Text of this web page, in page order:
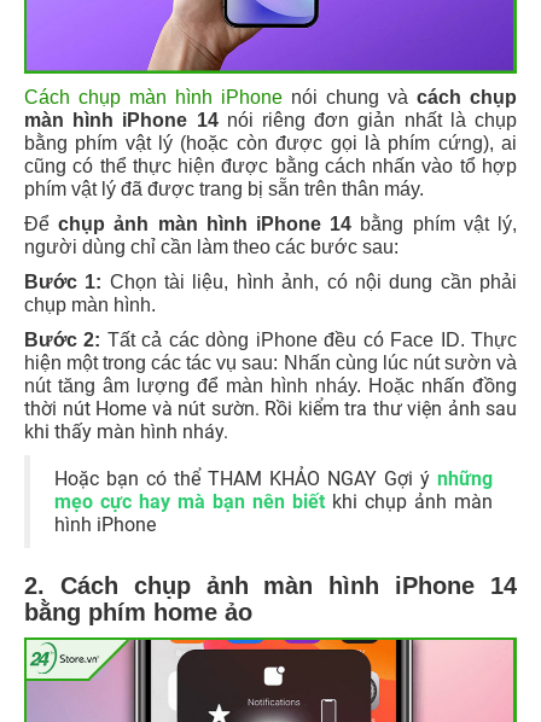
Cách chụp màn hình iPhone nói chung và cách chụp
màn hình iPhone 14 nói riêng đơn giản nhất là chụp
bằng phím vật lý (hoặc còn được gọi là phím cứng), ai
cũng có thể thực hiện được bằng cách nhấn vào tổ hợp
phím vật lý đã được trang bị sẵn trên thân máy.
Đểchụp ảnh màn hình iPhone 14 bằng phím vật lý,
người dùng chỉ cần làm theo các bước sau:
Bước 1: Chọn tài liệu, hình ảnh, có nội dung cần phải
chụp màn hình.
Bước 2: Tất cả các dòng iPhone đều có Face ID. Thực
hiện một trong các tác vụ sau: Nhấn cùng lúc nút sườn và
nút tăng âm lượng để màn hình nháy. Hoặc nhấn đồng
thời nút Home và nút sườn. Rồi kiểm tra thư viện ảnh sau
khi thấy màn hình nháy.
Hoặc bạn có thể THAM KHẢO NGAY Gợi ý những
mẹo cực hay mà bạn nên biết khi chụp ảnh màn
hình iPhone
2. Cách chụp ảnh màn hình iPhone 14
bằng phím home ảo